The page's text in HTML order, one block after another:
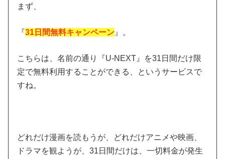
まず、
『31日間無料キャンペーン 』。
こちらは、名前の通り『U-NEXT』を31日間だけ限
定で無料利用することができる、というサービスで
すね。
どれだけ漫画を読もうが、どれだけアニメや映画、
ドラマを観ようが、31日間だけは、一切料金が発生